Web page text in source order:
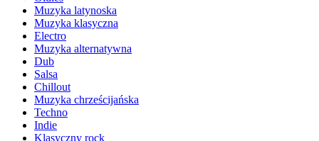
Muzyka latynoska
Muzyka klasyczna
Electro
Muzyka alternatywna
Dub
Salsa
Chillout
Muzyka chrześcijańska
Techno
Indie
Klasyczny rock